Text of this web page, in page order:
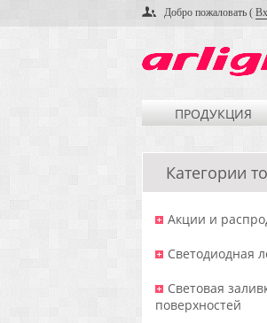
Добро пожаловать (
ПРОДУКЦИЯ
Категории
Акции и
Светодиодная
Световая
поверхностей